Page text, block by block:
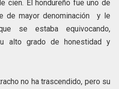
cien. El hondureño fue uno de
de mayor denominación y le
se estaba equivocando,
alto grado de honestidad y
no ha trascendido, pero su